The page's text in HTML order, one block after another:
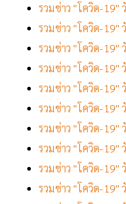
รวมข่าว "โควิด-19"
รวมข่าว "โควิด-19"
รวมข่าว "โควิด-
รวมข่าว "โควิด-
รวมข่าว "โควิด-
รวมข่าว "โควิด-
รวมข่าว "โควิด-
รวมข่าว "โควิด-
รวมข่าว "โควิด-
รวมข่าว "โควิด-